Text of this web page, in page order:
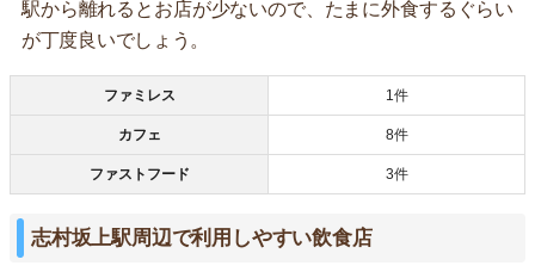
駅から離れるとお店が少ないので、たまに外食するぐらい
が丁度良いでしょう。
ファミレス 1件
カフェ 8件
ファストフード 3件
志村坂上駅周辺で利用しやすい飲食店